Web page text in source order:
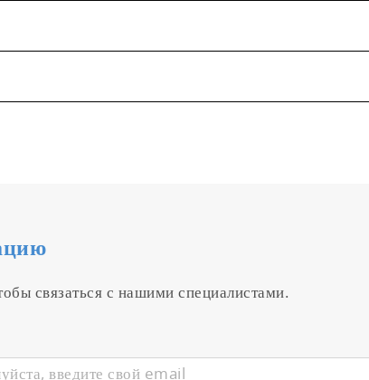
связаться с нашими специалистами.